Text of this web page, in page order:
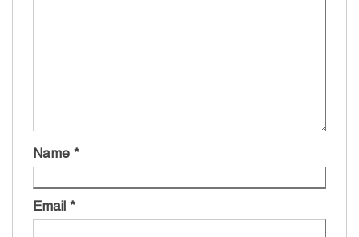
Name *
Email *